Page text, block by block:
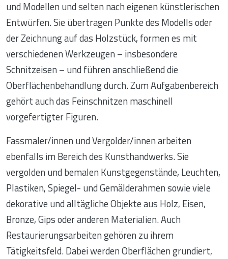
und Modellen und selten nach eigenen künstlerischen
Entwürfen. Sie übertragen Punkte des Modells oder
der Zeichnung auf das Holzstück, formen es mit
verschiedenen Werkzeugen – insbesondere
Schnitzeisen – und führen anschließend die
Oberflächenbehandlung durch. Zum Aufgabenbereich
gehört auch das Feinschnitzen maschinell
vorgefertigter Figuren.
Fassmaler/innen und Vergolder/innen arbeiten
ebenfalls im Bereich des Kunsthandwerks. Sie
vergolden und bemalen Kunstgegenstände, Leuchten,
Plastiken, Spiegel- und Gemälderahmen sowie viele
dekorative und alltägliche Objekte aus Holz, Eisen,
Bronze, Gips oder anderen Materialien. Auch
Restaurierungsarbeiten gehören zu ihrem
Tätigkeitsfeld. Dabei werden Oberflächen grundiert,